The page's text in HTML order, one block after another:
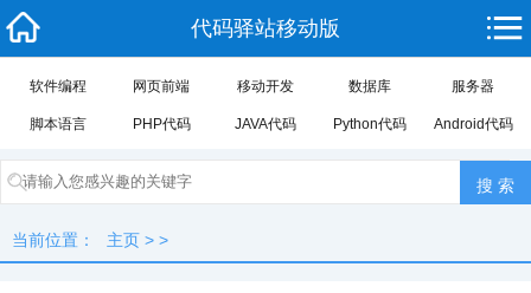
代码驿站移动版
软件编程 网页前端 移动开发 数据库 服务器
脚本语言 PHP代码 JAVA代码 Python代码 Android代码
当前位置： 主页 > >